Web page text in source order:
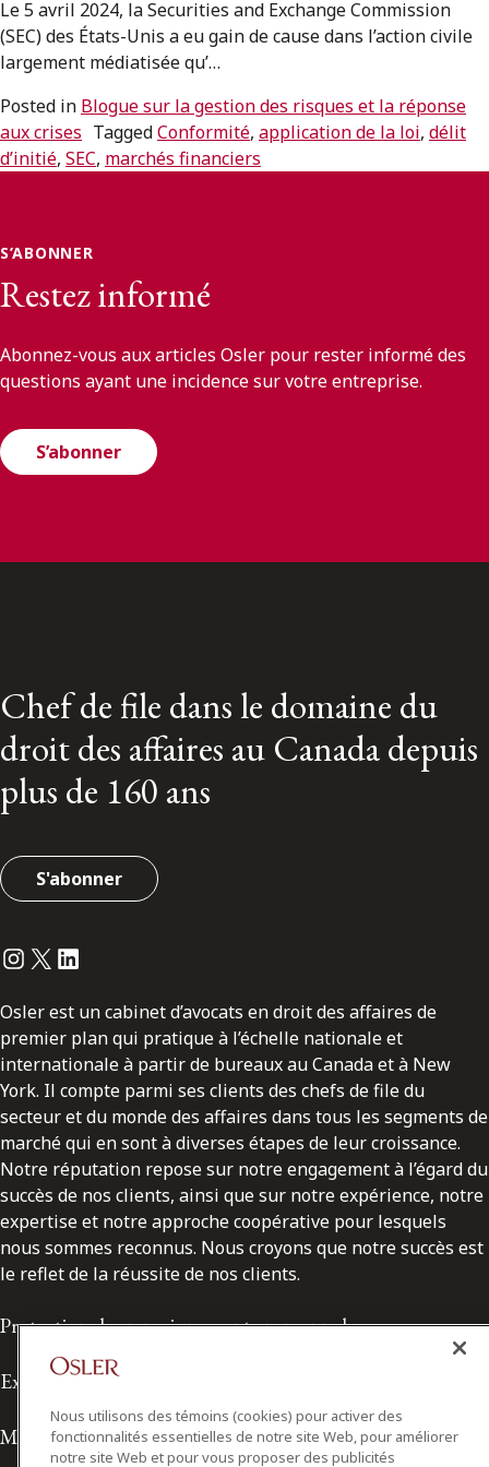
ENGLISH
S’abonner
Le 5 avril 2024, la Securities and Exchange Commission
(SEC) des États-Unis a eu gain de cause dans l’action civile
largement médiatisée qu’…
Posted in Blogue sur la gestion des risques et la réponse
aux crises TaggedConformité, application de la loi, délit
d’initié, SEC, marchés financiers
S’ABONNER
Restez informé
Abonnez-vous aux articles Osler pour rester informé des
questions ayant une incidence sur votre entreprise.
S’abonner
Chef de file dans le domaine du
droit des affaires au Canada depuis
plus de 160 ans
S'abonner
Instagram
Twitter
LinkedIn
Osler est un cabinet d’avocats en droit des affaires de
premier plan qui pratique à l’échelle nationale et
internationale à partir de bureaux au Canada et à New
York. Il compte parmi ses clients des chefs de file du
secteur et du monde des affaires dans tous les segments de
marché qui en sont à diverses étapes de leur croissance.
Notre réputation repose sur notre engagement à l’égard du
succès de nos clients, ainsi que sur notre expérience, notre
expertise et notre approche coopérative pour lesquels
nous sommes reconnus. Nous croyons que notre succès est
le reflet de la réussite de nos clients.
Protection des renseignements personnels
Exonération de responsabilité
Modalités de prestation de services
Nous utilisons des témoins (cookies) pour activer des
fonctionnalités essentielles de notre site Web, pour améliorer
notre site Web et pour vous proposer des publicités